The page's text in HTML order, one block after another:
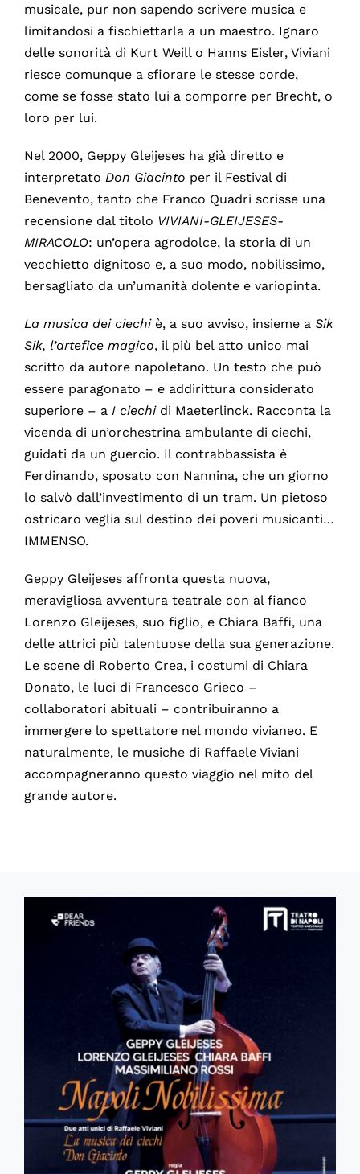
musicale, pur non sapendo scrivere musica e
limitandosi a fischiettarla a un maestro. Ignaro
delle sonorità di Kurt Weill o Hanns Eisler, Viviani
riesce comunque a sfiorare le stesse corde,
come se fosse stato lui a comporre per Brecht, o
loro per lui.
Nel 2000, Geppy Gleijeses ha già diretto e
interpretato Don Giacinto per il Festival di
Benevento, tanto che Franco Quadri scrisse una
recensione dal titolo VIVIANI-GLEIJESES-
MIRACOLO: un’opera agrodolce, la storia di un
vecchietto dignitoso e, a suo modo, nobilissimo,
bersagliato da un’umanità dolente e variopinta.
La musica dei ciechiè, a suo avviso, insieme a Sik
Sik, l’artefice magico, il più bel atto unico mai
scritto da autore napoletano. Un testo che può
essere paragonato – e addirittura considerato
superiore – a I ciechidi Maeterlinck. Racconta la
vicenda di un’orchestrina ambulante di ciechi,
guidati da un guercio. Il contrabbassista è
Ferdinando, sposato con Nannina, che un giorno
lo salvò dall’investimento di un tram. Un pietoso
ostricaro veglia sul destino dei poveri musicanti…
IMMENSO.
Geppy Gleijeses affronta questa nuova,
meravigliosa avventura teatrale con al fianco
Lorenzo Gleijeses, suo figlio, e Chiara Baffi, una
delle attrici più talentuose della sua generazione.
Le scene di Roberto Crea, i costumi di Chiara
Donato, le luci di Francesco Grieco –
collaboratori abituali – contribuiranno a
immergere lo spettatore nel mondo vivianeo. E
naturalmente, le musiche di Raffaele Viviani
accompagneranno questo viaggio nel mito del
grande autore.